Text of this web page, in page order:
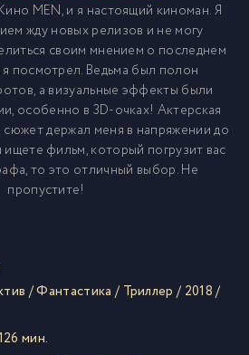
MEN, и я настоящий киноман. Я
жду новых релизов и не могу
своим мнением о последнем
посмотрел. Ведьма был полон
а визуальные эффекты были
особенно в 3D-очках! Актерская
сюжет держал меня в напряжении до
ищете фильм, который погрузит вас
то это отличный выбор. Не
пропустите!
/Фантастика / Триллер / 2018/
126 мин.